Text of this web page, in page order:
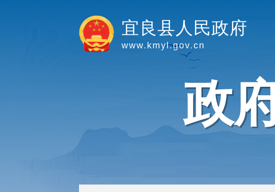
宜良县人民政府
www.kmyl.gov.cn
政